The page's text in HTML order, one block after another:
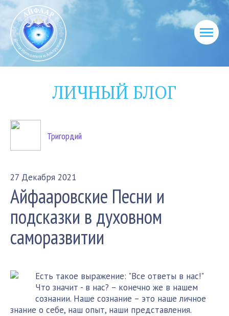
ЛИЧНЫЙ БЛОГ
Тригордий
27 Декабря 2021
Айфааровские Песни и
подсказки в духовном
саморазвитии
Есть такое выражение: "Все ответы в нас!"
Что значит - в нас? – конечно же в нашем
сознании. Наше сознание – это наше личное
знание о себе, наш опыт, наши представления.